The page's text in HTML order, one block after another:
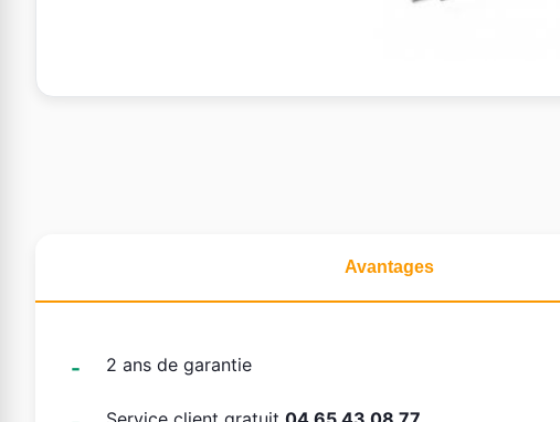
Avantages
2 ans de garantie